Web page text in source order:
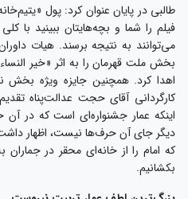
طالبی در پایان عنوان کرد: پول
فیلم را شما و بچه‌هایتان ببینید با
می‌توانند به نتیجه برسند. هیات
بخش ملت قهرمان را به اثر «خیر
اهدا کرد. همچنین جایزه ویژه بخش
کارگردانی آقای حجت عدالت‌پناه
اینکه عمار جشنواره‌ای است که در
دیگر جای آن حرف‌ها نیست، اظهار
که امام را از خانه‌ای محقر در
بکشانیم.